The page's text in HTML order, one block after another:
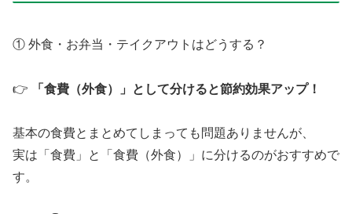
① 外食・お弁当・テイクアウトはどうする？
👉 「食費（外食）」として分けると節約効果アップ！
基本の食費とまとめてしまっても問題ありませんが、
実は「食費」と「食費（外食）」に分けるのがおすすめで
す。